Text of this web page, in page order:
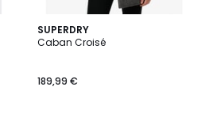
SUPERDRY
Caban Croisé
189,99 €
4,7
/ 5
2
Couleurs